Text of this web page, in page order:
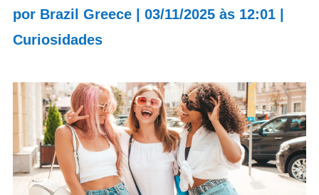
por Brazil Greece| 03/11/2025 às 12:01|
Curiosidades